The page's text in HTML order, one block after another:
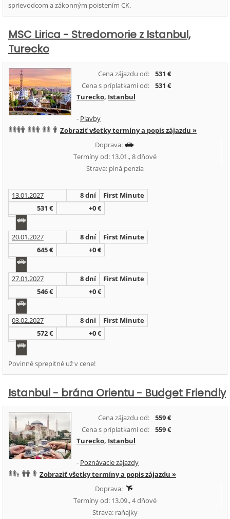
sprievodcom a zákonným poistením CK.
MSC Lirica - Stredomorie z Istanbul,
Turecko
Cena zájazdu od:
531 €
Cena s príplatkami od:
531 €
Turecko, Istanbul
- Plavby
Zobraziť všetky termíny a popis zájazdu »
Doprava:
Termíny od: 13.01., 8 dňové
Strava: plná penzia
13.01.2027 8 dní
First Minute
531 €
+0 €
20.01.2027 8 dní
First Minute
645 €
+0 €
27.01.2027 8 dní
First Minute
546 €
+0 €
03.02.2027 8 dní
First Minute
572 €
+0 €
Povinné sprepitné už v cene!
Istanbul - brána Orientu - Budget Friendly
Cena zájazdu od:
559 €
Cena s príplatkami od:
559 €
Turecko, Istanbul
- Poznávacie zájazdy
Zobraziť všetky termíny a popis zájazdu »
Doprava:
Termíny od: 13.09., 4 dňové
Strava: raňajky